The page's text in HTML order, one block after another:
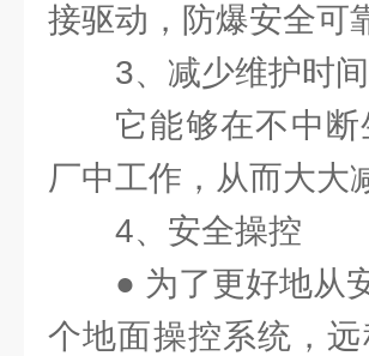
接驱动，防爆安全可
3、减少维护时
它能够在不中
厂中工作，从而大大
4、安全操控
● 为了更好地从
个地面操控系统，